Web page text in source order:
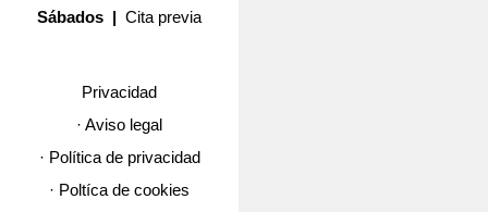
Sábados |Cita previa
Privacidad
· Aviso legal
· Política de privacidad
· Poltíca de cookies